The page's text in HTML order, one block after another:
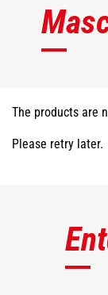
The products are
Please retry later.